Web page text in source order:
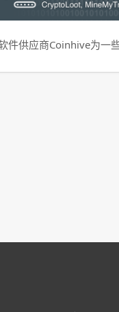
件供应商Coinhive为一